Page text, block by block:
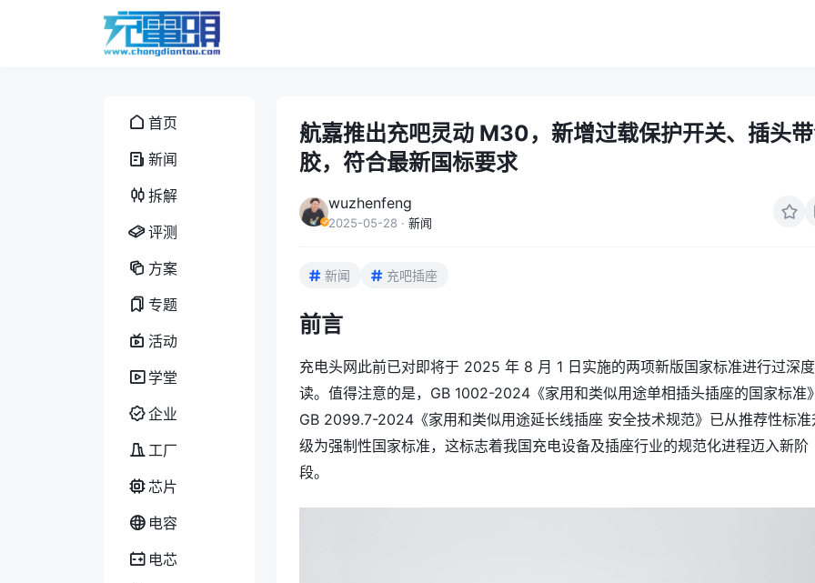
首页
新闻
拆解
评测
方案
专题
活动
学堂
企业
工厂
芯片
电容
电芯
航嘉推出充吧灵动 M30，新增过载保护开关、插头
胶，符合最新国标要求
wuzhenfeng
2025-05-28 · 新闻
新闻 充吧插座
前言
充电头网此前已对即将于 2025 年 8 月 1 日实施的两项新版国家标准进行过深
读。值得注意的是，GB 1002-2024《家用和类似用途单相插头插座的国家标准
GB 2099.7-2024《家用和类似用途延长线插座 安全技术规范》已从推荐性标准
级为强制性国家标准，这标志着我国充电设备及插座行业的规范化进程迈入新阶
段。